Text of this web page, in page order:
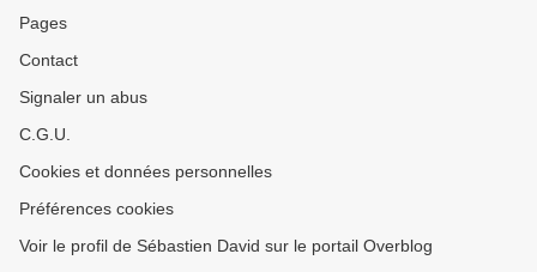
Pages
Contact
Signaler un abus
C.G.U.
Cookies et données personnelles
Préférences cookies
Voir le profil de Sébastien David sur le portail Overblog